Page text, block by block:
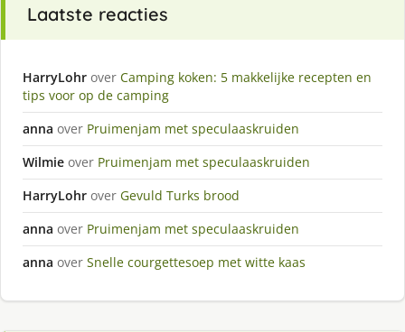
Laatste reacties
HarryLohr over Camping koken: 5 makkelijke recepten en
tips voor op de camping
anna over Pruimenjam met speculaaskruiden
Wilmie over Pruimenjam met speculaaskruiden
HarryLohr over Gevuld Turks brood
anna over Pruimenjam met speculaaskruiden
anna over Snelle courgettesoep met witte kaas